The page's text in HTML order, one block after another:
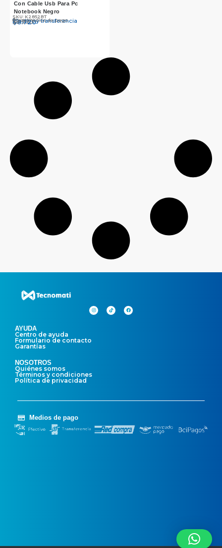
Con Cable Usb Para Pc
Notebook Negro
SKU: K2852BT
$8.720
Efectivo y transferencia
$8.990
Otros medios de pago
AYUDA
Centro de ayuda
Formulario de contacto
Garantías
NOSOTROS
Quiénes somos
Términos y condiciones
Política de privacidad
Medios de pago